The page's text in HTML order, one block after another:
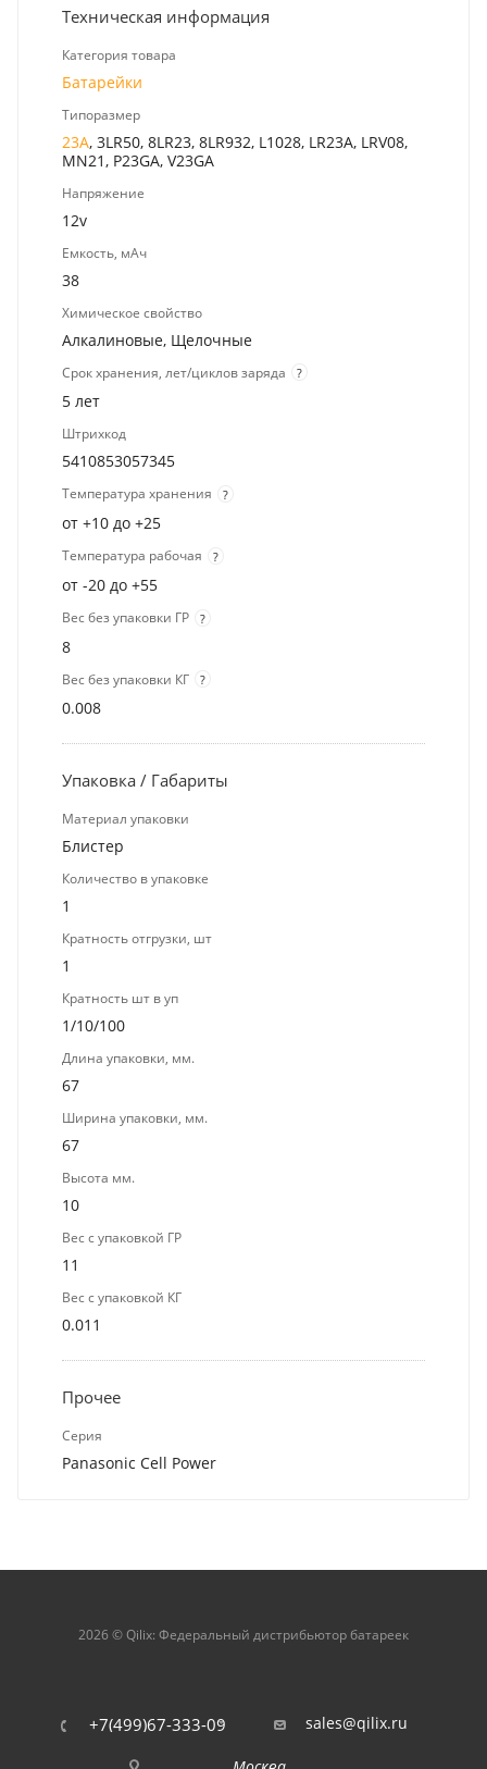
Техническая информация
Категория товара
Батарейки
Типоразмер
23A, 3LR50, 8LR23, 8LR932, L1028, LR23A, LRV08,
MN21, P23GA, V23GA
Напряжение
12v
Емкость, мАч
38
Химическое свойство
Алкалиновые, Щелочные
Срок хранения, лет/циклов заряда ?
5 лет
Штрихкод
5410853057345
Температура хранения ?
от +10 до +25
Температура рабочая ?
от -20 до +55
Вес без упаковки ГР ?
8
Вес без упаковки КГ ?
0.008
Упаковка / Габариты
Материал упаковки
Блистер
Количество в упаковке
1
Кратность отгрузки, шт
1
Кратность шт в уп
1/10/100
Длина упаковки, мм.
67
Ширина упаковки, мм.
67
Высота мм.
10
Вес с упаковкой ГР
11
Вес с упаковкой КГ
0.011
Прочее
Серия
Panasonic Cell Power
2026 © Qilix: Федеральный дистрибьютор батареек
+7(499)67-333-09 sales@qilix.ru